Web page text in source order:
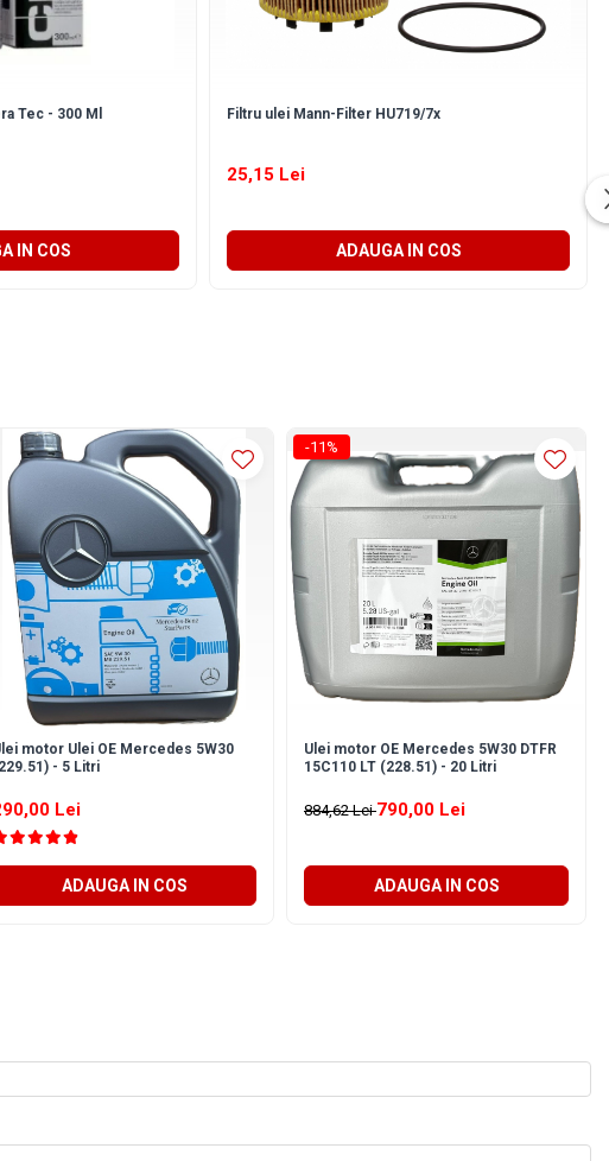
Tec - 300 Ml
IN COS
Filtru ulei Mann-Filter HU719/7x
25,15 Lei
ADAUGA IN COS
motor Ulei OE Mercedes 5W30
- 5 Litri
Lei
ADAUGA IN COS
-11%
Ulei motor OE Mercedes 5W30 DTFR
15C110 LT (228.51) - 20 Litri
884,62 Lei790,00 Lei
ADAUGA IN COS